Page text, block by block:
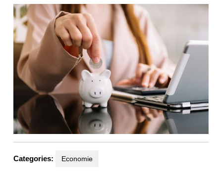
Categories: Economie